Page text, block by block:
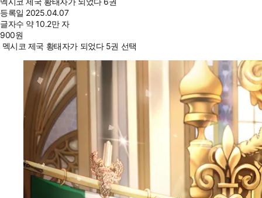
등록일 2025.04.07
글자수 약 10.2만 자
900원
멕시코 제국 황태자가 되었다 5권 선택